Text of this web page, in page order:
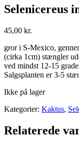
Selenicereus
45,00 kr.
gror i S-Mexico,
(cirka 1cm) stængler
ved mindst 12-15
Salgsplanten er 3-5
Ikke på lager
Kategorier: Kaktus,
Relaterede